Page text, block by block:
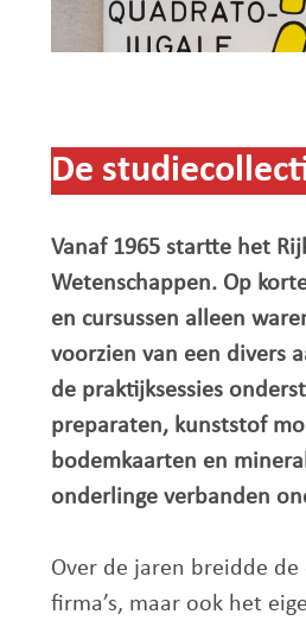
De
Vanaf 1965 startte het
Wetenschappen. Op
en cursussen alleen
voorzien van een divers
de praktijksessies
preparaten, kunststof
bodemkaarten en
onderlinge verbanden
Over de jaren breidde
firma’s, maar ook het